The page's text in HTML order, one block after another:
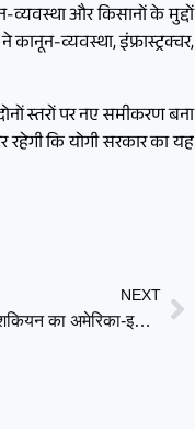
व्यवस्था और किसानों के मुद्दों
व्यवस्था, इंफ्रास्ट्रक्चर,
स्तरों पर नए समीकरण बना
कि योगी सरकार का यह
NEXT
बातचीत का मतलब आत्मसमर्पण नहीं: ईरान के राष्ट्रपति मसूद पेजेशकियन का अमेरिका-इजरायल को सख्त संदेश